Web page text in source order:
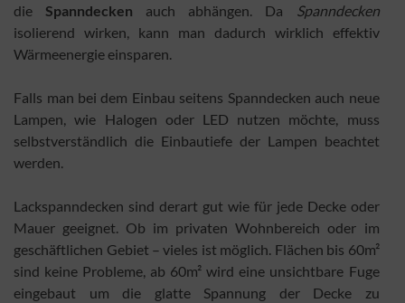
die Spanndecken auch abhängen. Da
Spanndecken
isolierend wirken, kann man dadurch wirklich effektiv
Wärmeenergie einsparen.
Falls man bei dem Einbau seitens Spanndecken auch neue
Lampen, wie Halogen oder LED nutzen möchte, muss
selbstverständlich die Einbautiefe der Lampen beachtet
werden.
Lackspanndecken sind derart gut wie für jede Decke oder
Mauer geeignet. Ob im privaten Wohnbereich oder im
geschäftlichen Gebiet – vieles ist möglich. Flächen bis 60m²
sind keine Probleme, ab 60m² wird eine unsichtbare Fuge
eingebaut um die glatte Spannung der Decke zu